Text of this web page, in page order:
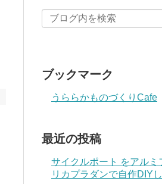
ブックマーク
うららかものづくりCafe
最近の投稿
サイクルポート をアルミ
リカプラダンで自作DIY